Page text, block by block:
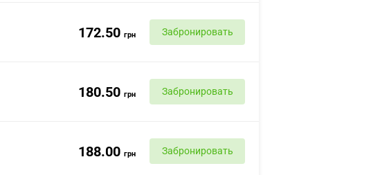
172.50 грн Забронировать
180.50 грн Забронировать
188.00 грн Забронировать